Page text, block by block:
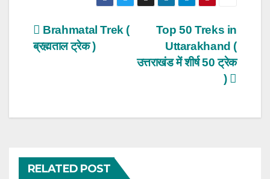
Post
navigation
Top 50 Treks in
Uttarakhand (
उत्तराखंड में शीर्ष 50 ट्रेक
)
Brahmatal Trek (
ब्रह्मताल ट्रेक )
RELATED POST